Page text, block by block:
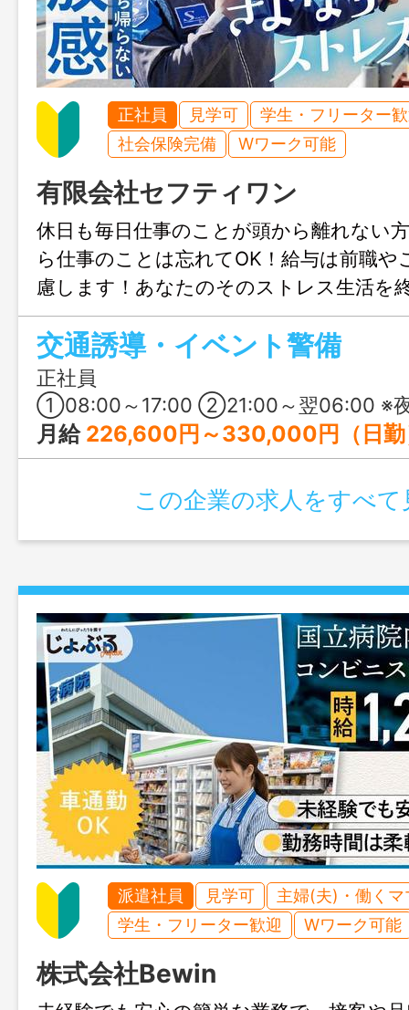
正社員 見学可
学生・フリーター
社会保険完備
Wワーク可能
有限会社セフティワン
休日も毎日仕事のことが頭から離れない
ら仕事のことは忘れてOK！給与は前職や
慮します！あなたのそのストレス生活を
ょう。未経験の40代50代も大歓迎ですよ
交通誘導・イベント警備
正社員
①08:00～17:00 ②21:00～翌06:00 ※夜勤は概ね月10日程度です ※時
月給 226,600円～330,000円（日勤） 【内訳】 日給：9,500円×22日=209,000円 隊長手当：300円×22日=6,600円 現場手当：500円×22日=11,000円 —————— 月給 259,850円～410,000円（夜勤） 【内訳】 日給：9,500円×12日=114,000円 日給：9,500円×1.35×10日=128,250円 隊長手当：300円×22日
この企業の求人をすべて
派遣社員 見学可
主婦(夫)・働くマ
学生・フリーター歓迎
Wワーク可能
株式会社Bewin